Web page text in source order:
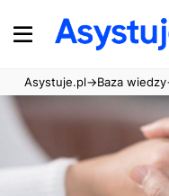
Asystuje.pl→Baza wiedzy